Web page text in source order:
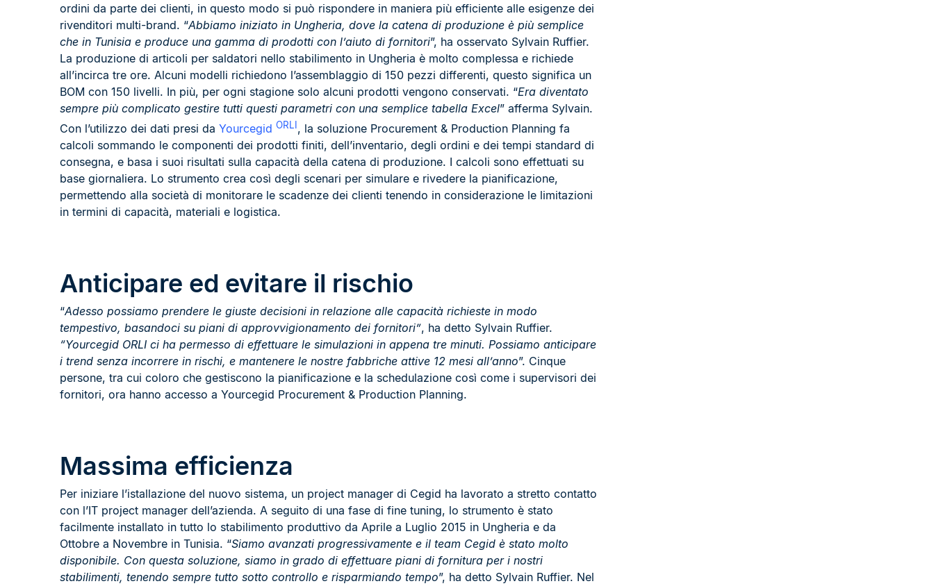
ordini da parte dei clienti, in questo modo si può rispondere in maniera più efficiente alle esigenze dei
rivenditori multi-brand. “Abbiamo iniziato in Ungheria, dove la catena di produzione è più semplice
che in Tunisia e produce una gamma di prodotti con l’aiuto di fornitori”, ha osservato Sylvain Ruffier.
La produzione di articoli per saldatori nello stabilimento in Ungheria è molto complessa e richiede
all’incirca tre ore. Alcuni modelli richiedono l’assemblaggio di 150 pezzi differenti, questo significa un
BOM con 150 livelli. In più, per ogni stagione solo alcuni prodotti vengono conservati. “Era diventato
sempre più complicato gestire tutti questi parametri con una semplice tabella Excel” afferma Sylvain.
Con l’utilizzo dei dati presi da Yourcegid ORLI , la soluzione Procurement & Production Planning fa
calcoli sommando le componenti dei prodotti finiti, dell’inventario, degli ordini e dei tempi standard di
consegna, e basa i suoi risultati sulla capacità della catena di produzione. I calcoli sono effettuati su
base giornaliera. Lo strumento crea così degli scenari per simulare e rivedere la pianificazione,
permettendo alla società di monitorare le scadenze dei clienti tenendo in considerazione le limitazioni
in termini di capacità, materiali e logistica.
Anticipare ed evitare il rischio
“Adesso possiamo prendere le giuste decisioni in relazione alle capacità richieste in modo
tempestivo, basandoci su piani di approvvigionamento dei fornitori”, ha detto Sylvain Ruffier.
“Yourcegid ORLI ci ha permesso di effettuare le simulazioni in appena tre minuti. Possiamo anticipare
i trend senza incorrere in rischi, e mantenere le nostre fabbriche attive 12 mesi all’anno”. Cinque
persone, tra cui coloro che gestiscono la pianificazione e la schedulazione così come i supervisori dei
fornitori, ora hanno accesso a Yourcegid Procurement & Production Planning.
Massima efficienza
Per iniziare l’istallazione del nuovo sistema, un project manager di Cegid ha lavorato a stretto contatto
con l’IT project manager dell’azienda. A seguito di una fase di fine tuning, lo strumento è stato
facilmente installato in tutto lo stabilimento produttivo da Aprile a Luglio 2015 in Ungheria e da
Ottobre a Novembre in Tunisia. “Siamo avanzati progressivamente e il team Cegid è stato molto
disponibile. Con questa soluzione, siamo in grado di effettuare piani di fornitura per i nostri
stabilimenti, tenendo sempre tutto sotto controllo e risparmiando tempo”, ha detto Sylvain Ruffier. Nel